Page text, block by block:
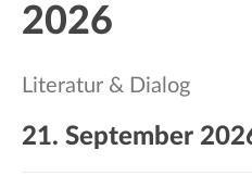
2026
Literatur & Dialog
21. September